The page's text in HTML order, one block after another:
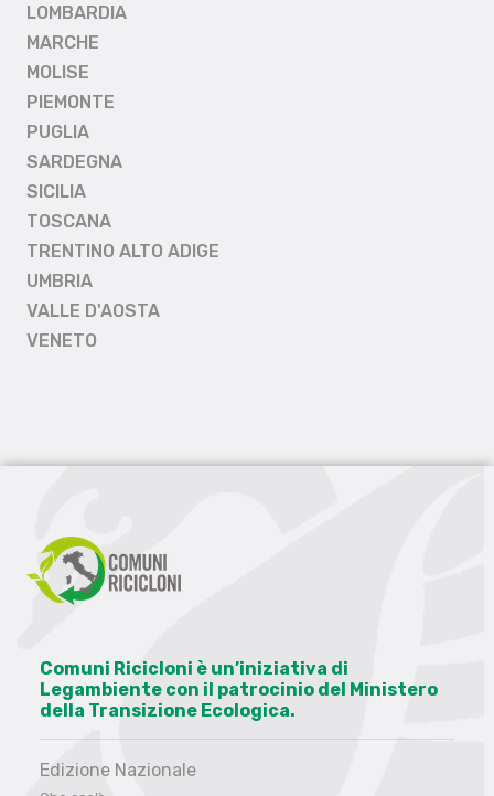
LOMBARDIA
MARCHE
MOLISE
PIEMONTE
PUGLIA
SARDEGNA
SICILIA
TOSCANA
TRENTINO ALTO ADIGE
UMBRIA
VALLE D'AOSTA
VENETO
Comuni Ricicloni è un’iniziativa di
Legambiente con il patrocinio del Ministero
della Transizione Ecologica.
Edizione Nazionale